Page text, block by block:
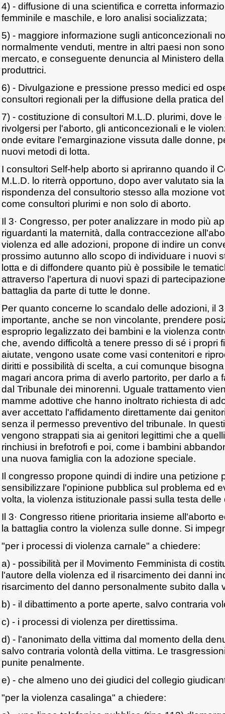
4) - diffusione di una scientifica e corretta
femminile e maschile, e loro analisi socializzata;
5) - maggiore informazione sugli anticoncezionali
normalmente venduti, mentre in altri paesi non
mercato, e conseguente denuncia al Ministero
produttrici.
6) - Divulgazione e pressione presso medici ed
consultori regionali per la diffusione della pratica
7) - costituzione di consultori M.L.D. plurimi, dove
rivolgersi per l'aborto, gli anticoncezionali e le
onde evitare l'emarginazione vissuta dalle donne,
nuovi metodi di lotta.
I consultori Self-help aborto si apriranno quando il
M.L.D. lo riterrà opportuno, dopo aver valutato sia
rispondenza del consultorio stesso alla mozione
come consultori plurimi e non solo di aborto.
Il 3· Congresso, per poter analizzare in modo più
riguardanti la maternità, dalla contraccezione
violenza ed alle adozioni, propone di indire un
prossimo autunno allo scopo di individuare i nuovi
lotta e di diffondere quanto più è possibile le
attraverso l'apertura di nuovi spazi di
battaglia da parte di tutte le donne.
Per quanto concerne lo scandalo delle adozioni, il
importante, anche se non vincolante, prendere
esproprio legalizzato dei bambini e la violenza
che, avendo difficoltà a tenere presso di sé i propri
aiutate, vengono usate come vasi contenitori e
diritti e possibilità di scelta, a cui comunque
magari ancora prima di averlo partorito, per darlo a
dal Tribunale dei minorenni. Uguale trattamento
mamme adottive che hanno inoltrato richiesta di
aver accettato l'affidamento direttamente dai
senza il permesso preventivo del tribunale. In
vengono strappati sia ai genitori legittimi che a
rinchiusi in brefotrofi e poi, come i bambini
una nuova famiglia con la adozione speciale.
Il congresso propone quindi di indire una petizione
sensibilizzare l'opinione pubblica sul problema ed
volta, la violenza istituzionale passi sulla testa delle
Il 3· Congresso ritiene prioritaria insieme all'aborto
la battaglia contro la violenza sulle donne. Si
"per i processi di violenza carnale" a chiedere:
a) - possibilità per il Movimento Femminista di
l'autore della violenza ed il risarcimento dei danni
risarcimento del danno personalmente subito dalla
b) - il dibattimento a porte aperte, salvo contraria
c) - i processi di violenza per direttissima.
d) - l'anonimato della vittima dal momento della
salvo contraria volontà della vittima. Le
punite penalmente.
e) - che almeno uno dei giudici del collegio
"per la violenza casalinga" a chiedere: